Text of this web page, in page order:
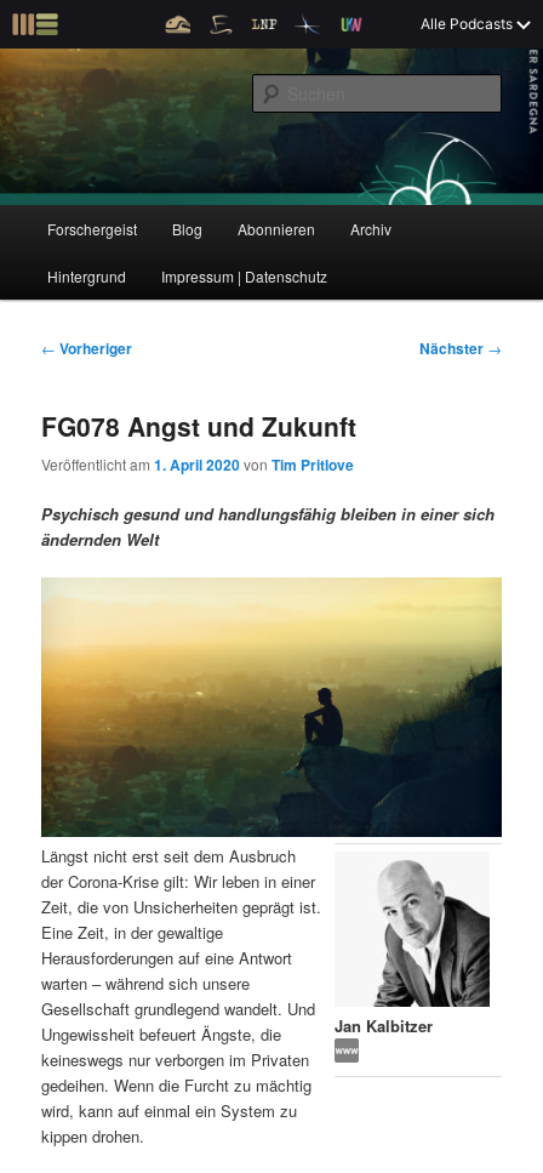
m
p
r
i
ä
Alle Podcasts
Forschergeist
Der Interview-Podcast zu Bildung und Forschung
u
e
p
Z
u
r
m
ä
r
n
I
n
h
a
l
t
s
Z
u
e
u
n
d
r
e
n
I
n
h
a
l
Forschergeist Blog Abonnieren Archiv
Hintergrund Impressum | Datenschutz
B
t
a
s
n
a
v
g
a
t
i
o
n
← Vorheriger Nächster →
FG078 Angst und Zukunft
Veröffentlicht am1. April 2020vonTim Pritlove
Psychisch gesund und handlungsfähig bleiben in einer sich
ändernden Welt
Jan Kalbitzer
Längst nicht erst seit dem Ausbruch
der Corona-Krise gilt: Wir leben in einer
Zeit, die von Unsicherheiten geprägt ist.
Eine Zeit, in der gewaltige
Herausforderungen auf eine Antwort
warten – während sich unsere
Gesellschaft grundlegend wandelt. Und
Ungewissheit befeuert Ängste, die
keineswegs nur verborgen im Privaten
gedeihen. Wenn die Furcht zu mächtig
wird, kann auf einmal ein System zu
kippen drohen.